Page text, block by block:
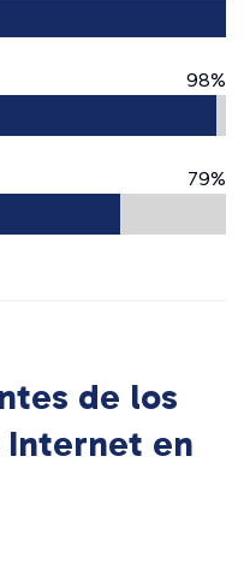
98%
79%
de los
Internet en